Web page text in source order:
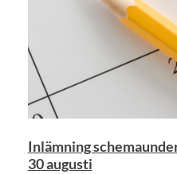
Inlämning
30 augusti